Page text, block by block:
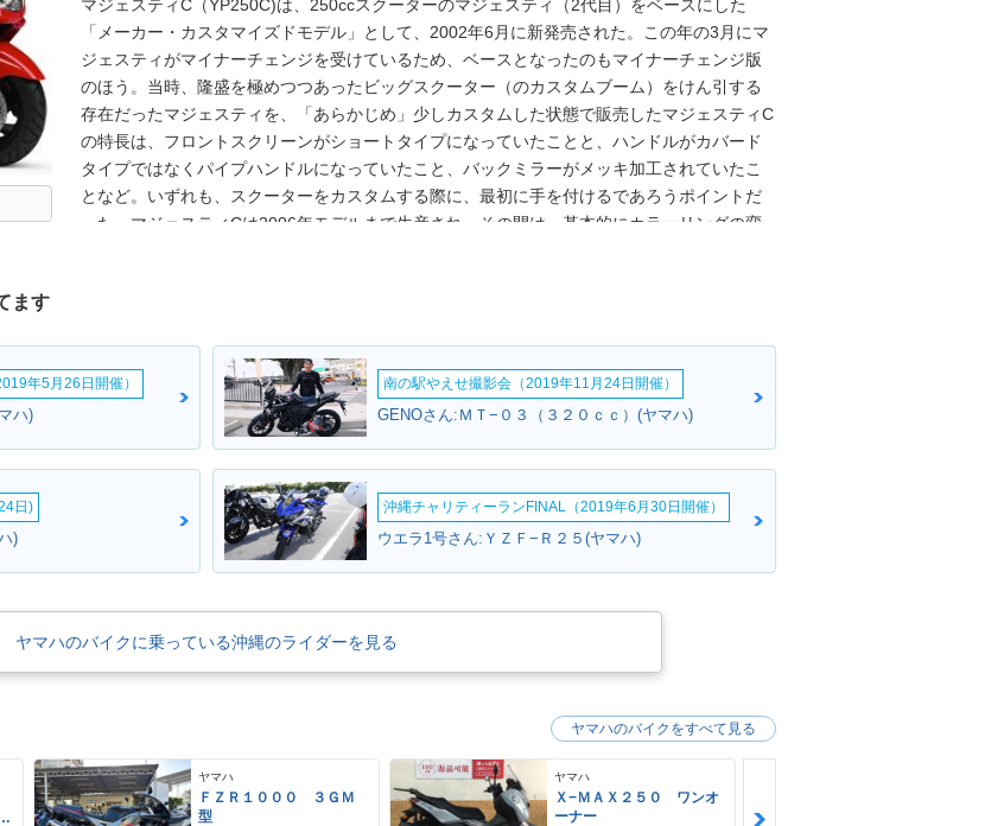
マジェスティC（YP250C)は、250ccスクーターのマジェスティ（2代目）をベースにした
「メーカー・カスタマイズドモデル」として、2002年6月に新発売された。この年の3月にマ
ジェスティがマイナーチェンジを受けているため、ベースとなったのもマイナーチェンジ版
のほう。当時、隆盛を極めつつあったビッグスクーター（のカスタムブーム）をけん引する
存在だったマジェスティを、「あらかじめ」少しカスタムした状態で販売したマジェスティC
の特長は、フロントスクリーンがショートタイプになっていたことと、ハンドルがカバード
タイプではなくパイプハンドルになっていたこと、バックミラーがメッキ加工されていたこ
となど。いずれも、スクーターをカスタムする際に、最初に手を付けるであろうポイントだ
った。マジェスティCは2006年モデルまで生産され、その間は、基本的にカラーリングの変
ます
年5月26日開催）
ハ)
南の駅やえせ撮影会（2019年11月24日開催）
GENOさん:ＭＴ−０３（３２０ｃｃ）(ヤマハ)
日)
)
沖縄チャリティーランFINAL（2019年6月30日開催）
ウエラ1号さん:ＹＺＦ−Ｒ２５(ヤマハ)
ヤマハのバイクに乗っている沖縄のライダーを見る
ヤマハ
ＦＺＲ１０００ ３ＧＭ
型
ヤマハ
Ｘ−ＭＡＸ２５０ ワンオ
ーナー
ヤマハのバイクをすべて見る